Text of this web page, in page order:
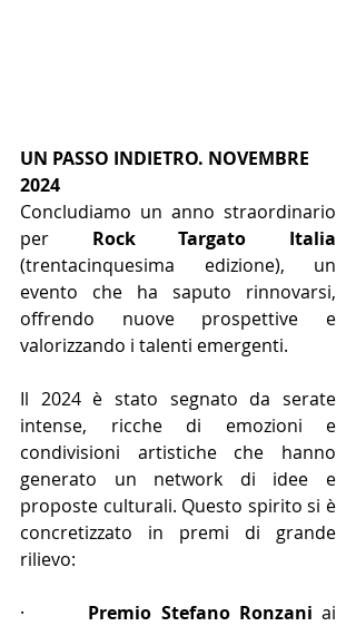
UN PASSO INDIETRO. NOVEMBRE
2024
Concludiamo un anno straordinario
per
(trentacinquesima edizione), un
evento che ha saputo rinnovarsi,
offrendo nuove prospettive e
valorizzando i talenti emergenti.
Il 2024 è stato segnato da serate
intense, ricche di emozioni e
condivisioni artistiche che hanno
generato un network di idee e
proposte culturali. Questo spirito si è
concretizzato in premi di grande
rilievo:
· Premio Stefano Ronzani